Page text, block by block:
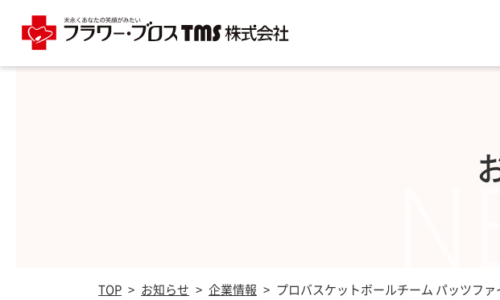
TOP > お知らせ > 企業情報 > プロバスケットボールチーム パッツファ